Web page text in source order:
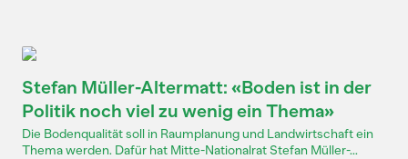
Stefan Müller-Altermatt: «Boden ist in der
Politik noch viel zu wenig ein Thema»
Die Bodenqualität soll in Raumplanung und Landwirtschaft ein
Thema werden. Dafür hat Mitte-Nationalrat Stefan Müller-...